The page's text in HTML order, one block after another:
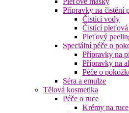
Přípravky na čistění
Čistící vody
Čistící pleťová
Pleťový
Speciální péče o
Přípravky na
Přípravky na
Péče o
Séra a emulze
Tělová kosmetika
Péče o ruce
Krémy na ruce